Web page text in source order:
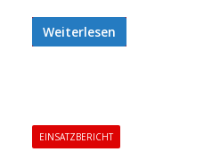
Weiterlesen
EINSATZBERICHT